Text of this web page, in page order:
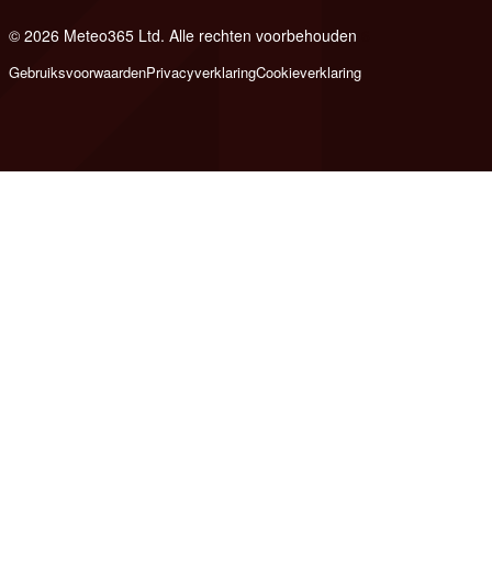
© 2026 Meteo365 Ltd. Alle rechten voorbehouden
GebruiksvoorwaardenPrivacyverklaringCookieverklaring